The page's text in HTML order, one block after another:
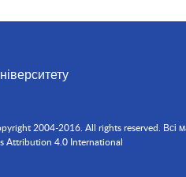
2004-2016. All rights reserved. Всі
Attribution 4.0 International